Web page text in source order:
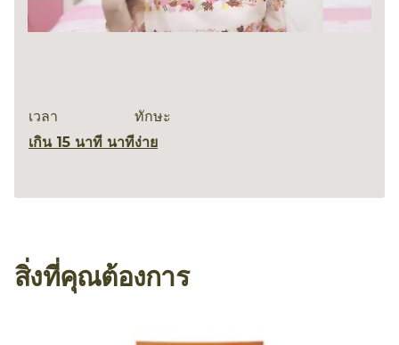
เวลา
เกิน 15 นาที นาที
ทักษะ
ง่าย
สิ่งที่คุณต้องการ